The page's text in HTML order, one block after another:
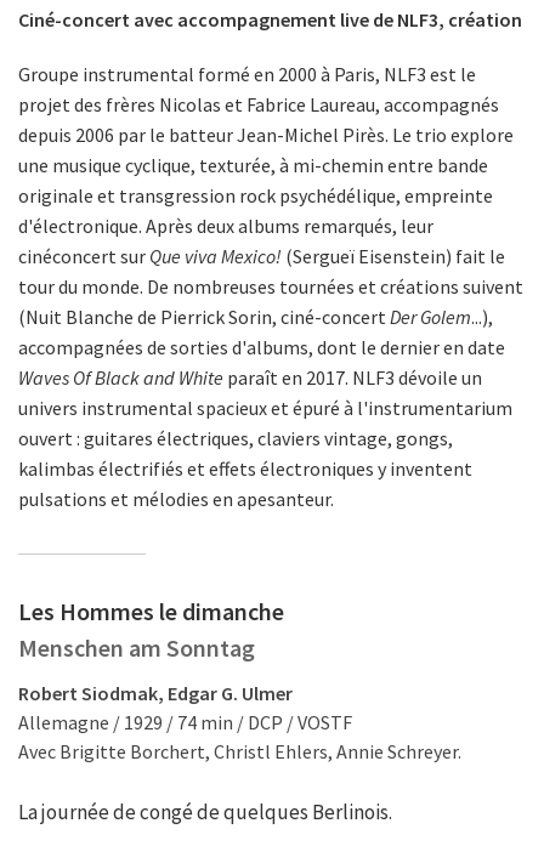
Ciné-concert avec accompagnement live de NLF3, création
Groupe instrumental formé en 2000 à Paris, NLF3 est le
projet des frères Nicolas et Fabrice Laureau, accompagnés
depuis 2006 par le batteur Jean-Michel Pirès. Le trio explore
une musique cyclique, texturée, à mi-chemin entre bande
originale et transgression rock psychédélique, empreinte
d'électronique. Après deux albums remarqués, leur
cinéconcert sur Que viva Mexico! (Sergueï Eisenstein) fait le
tour du monde. De nombreuses tournées et créations suivent
(Nuit Blanche de Pierrick Sorin, ciné-concertDer Golem...),
accompagnées de sorties d'albums, dont le dernier en date
Waves Of Black and White paraît en 2017. NLF3 dévoile un
univers instrumental spacieux et épuré à l'instrumentarium
ouvert : guitares électriques, claviers vintage, gongs,
kalimbas électrifiés et effets électroniques y inventent
pulsations et mélodies en apesanteur.
Les Hommes le dimanche
Menschen am Sonntag
Robert Siodmak, Edgar G. Ulmer
Allemagne / 1929 / 74 min / DCP / VOSTF
Avec Brigitte Borchert, Christl Ehlers, Annie Schreyer.
La journée de congé de quelques Berlinois.